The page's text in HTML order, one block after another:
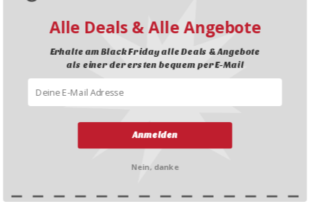
DEAL
EXPIRED
Sideboard System4
nur heute CHF 770.-
Design. Zeitlos, robust und funktional – jetzt exklusiv zum
ZUM DEAL
Anmelden
Alle Deals & Alle Angebote
Erhalte am Black Friday alle Deals & Angebote
als einer der ersten bequem per E-Mail
Nein, danke